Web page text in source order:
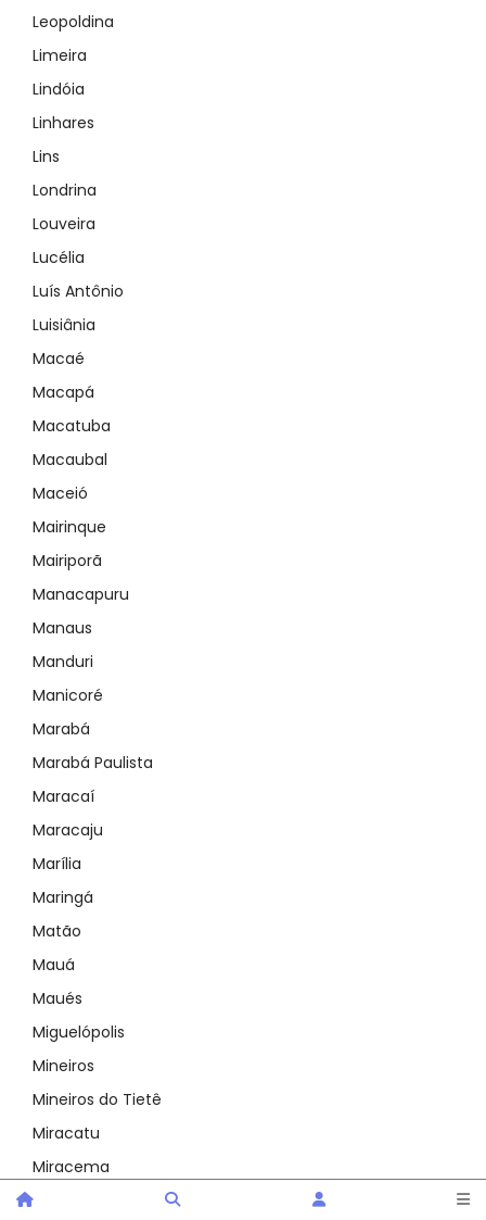
Leopoldina
Limeira
Lindóia
Linhares
Lins
Londrina
Louveira
Lucélia
Luís Antônio
Luisiânia
Macaé
Macapá
Macatuba
Macaubal
Maceió
Mairinque
Mairiporã
Manacapuru
Manaus
Manduri
Manicoré
Marabá
Marabá Paulista
Maracaí
Maracaju
Marília
Maringá
Matão
Mauá
Maués
Miguelópolis
Mineiros
Mineiros do Tietê
Miracatu
Miracema
Mirandópolis